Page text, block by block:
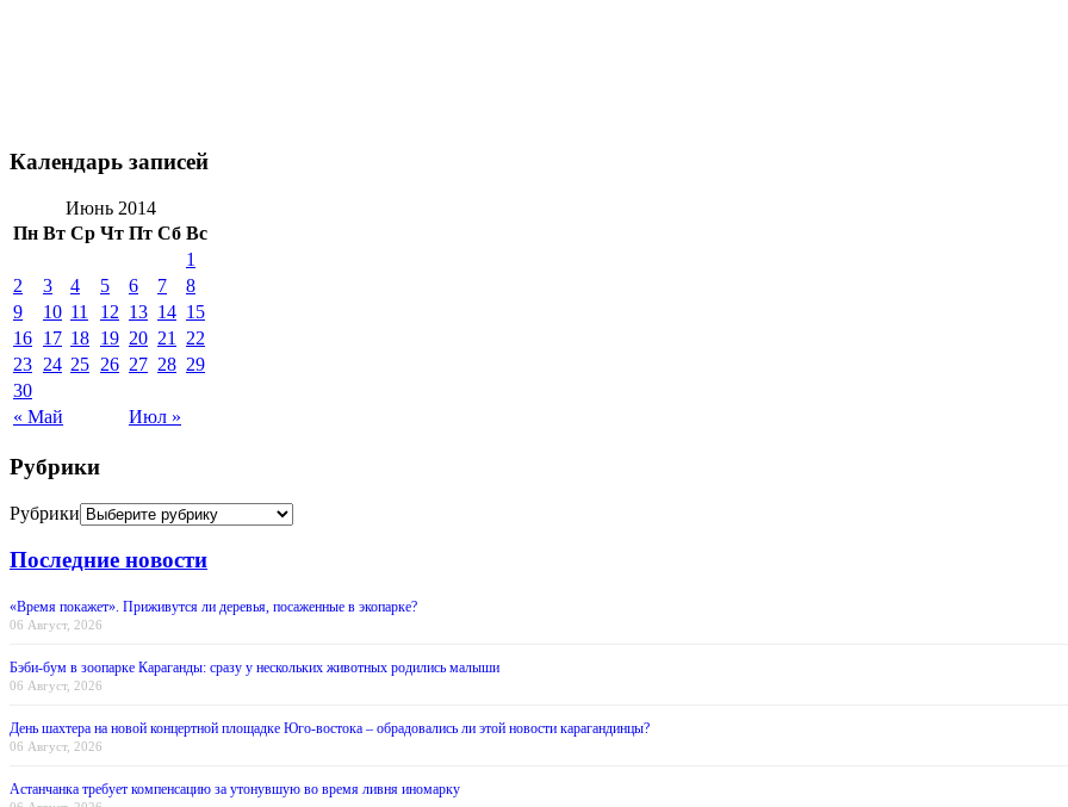
Календарь записей
Июнь 2014
Пн Вт Ср Чт Пт Сб Вс
« Май Июл »
1
2
3 4 5 6 7
8
9
10 11 12 13 14 15
16 17 18 19 20 21
22
23 24 25 26 27 28 29
30
Рубрики
Рубрики
Последние новости
«Время покажет». Приживутся ли деревья, посаженные в экопарке?
06 Август, 2026
Бэби-бум в зоопарке Караганды: сразу у нескольких животных родились малыши
06 Август, 2026
День шахтера на новой концертной площадке Юго-востока – обрадовались ли этой новости карагандинцы?
06 Август, 2026
Астанчанка требует компенсацию за утонувшую во время ливня иномарку